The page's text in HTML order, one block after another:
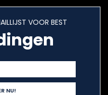
VOOR BEST